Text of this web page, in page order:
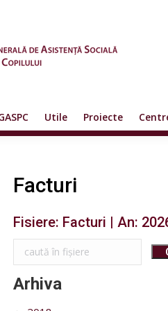
Utile Proiecte
Facturi
Fisiere: Facturi | An:
Arhiva